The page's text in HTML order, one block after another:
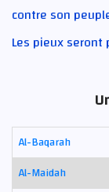
contre son
Les pieux
Al-Baqarah
Al-Maidah